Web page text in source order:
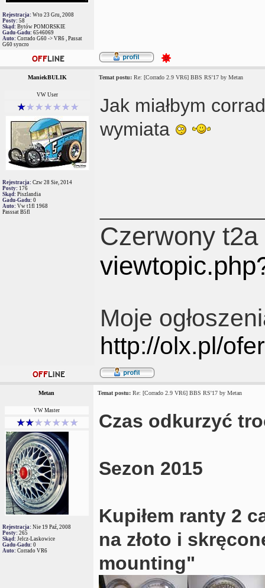
Rejestracja: Wto 23 Gru, 2008
Posty: 58
Skąd: Bytów POMORSKIE
Gadu-Gadu: 6546069
Auto: Corrado G60 -> VR6 , Passat
G60 syncro
ManiekBULIK Temat postu: Re: [Corrado 2.9 VR6] BBS RS'17 by Metan
VW User
Rejestracja: Czw 28 Sie, 2014
Posty: 176
Skąd: Piszlandia
Gadu-Gadu: 0
Auto: Vw t1fl 1968
Passsat B5fl
Jak miałbym
wymiata
Czerwony t2a
Moje
http://olx.pl/
Metan Temat postu: Re: [Corrado 2.9 VR6] BBS RS'17 by Metan
VW Master
Rejestracja: Nie 19 Paź, 2008
Posty: 265
Skąd: Jelcz-Laskowice
Gadu-Gadu: 0
Auto: Corrado VR6
Czas odkurzyć
Sezon 2015
Kupiłem ranty 2
na złoto i
mounting"